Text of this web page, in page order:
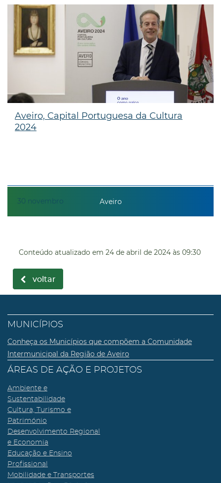
30 novembro
Aveiro, Capital Portuguesa da Cultura
2024
Aveiro
Conteúdo atualizado em 24 de abril de 2024 às 09:30
voltar
MUNICÍPIOS
Conheça os Municípios que compõem a Comunidade
Intermunicipal da Região de Aveiro
ÁREAS DE AÇÃO E PROJETOS
Ambiente e
Sustentabilidade
Cultura, Turismo e
Património
Desenvolvimento Regional
e Economia
Educação e Ensino
Profissional
Mobilidade e Transportes